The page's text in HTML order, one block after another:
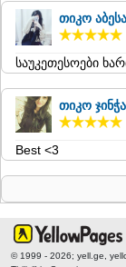
თიკო
საუკეთესოები
თიკო
Best <3
© 1999 - 2026; yell.ge,